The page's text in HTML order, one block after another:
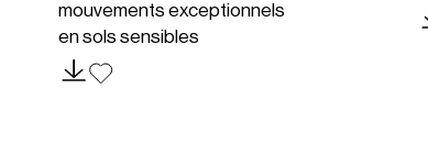
mouvements exceptionnels
en sols sensibles